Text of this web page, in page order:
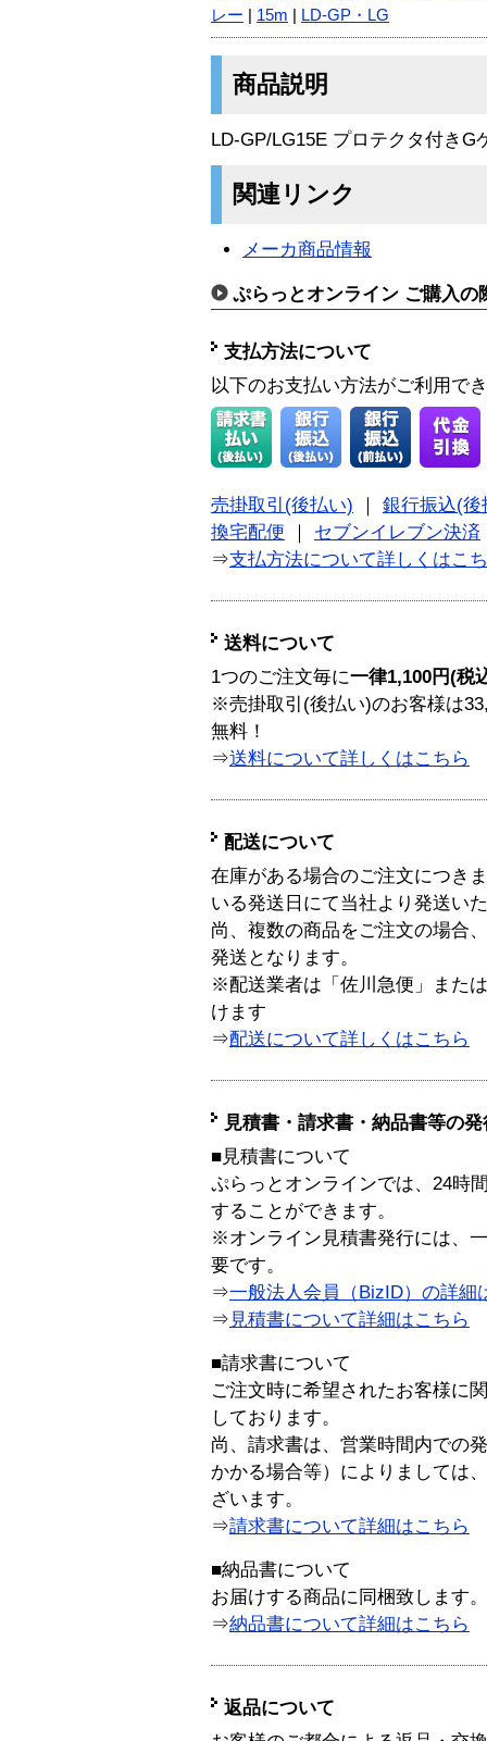
レー
15m LD-GP・LG
商品説明
LD-GP/LG15E プロテクタ付きG
関連リンク
メーカ商品情報
ぷらっとオンライン ご購入の
支払方法について
以下のお支払い方法がご利用で
売掛取引(後払い)
銀行振込(後
換宅配便
セブンイレブン決済
⇒支払方法について詳しくはこ
送料について
1つのご注文毎に一律1,100円(税
※売掛取引(後払い)のお客様は
無料！
⇒送料について詳しくはこちら
配送について
在庫がある場合のご注文につき
いる発送日にて当社より発送い
尚、複数の商品をご注文の場合
発送となります。
※配送業者は「佐川急便」また
けます
⇒配送について詳しくはこちら
見積書・請求書・納品書等の
■見積書について
ぷらっとオンラインでは、24時
することができます。
※オンライン見積書発行には、
要です。
⇒一般法人会員（BizID）の詳細
⇒ 見積書について詳細はこちら
■請求書について
ご注文時に希望されたお客様に
しております。
尚、請求書は、営業時間内での
かかる場合等）によりましては
ざいます。
⇒請求書について詳細はこちら
■納品書について
お届けする商品に同梱致します。
⇒納品書について詳細はこちら
返品について